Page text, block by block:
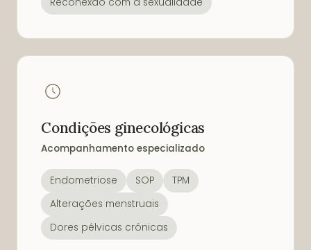
Condições ginecológicas
Acompanhamento especializado
Endometriose SOP
TPM
Alterações menstruais
Dores pélvicas crónicas